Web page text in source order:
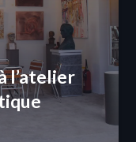
l’atelier